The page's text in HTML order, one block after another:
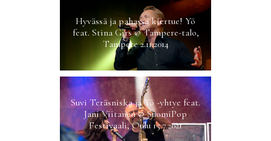
Hyvässä ja pahassa kiertue! Yö
feat. Stina Girs @ Tampere-talo,
Tampere 2.11.2014
Suvi Teräsniska ja Yö -yhtye feat.
Jani Viitanen @ SuomiPop
Festivaali, Oulu 15.7.2021